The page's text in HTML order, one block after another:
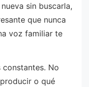
sin buscarla,
que nunca
voz familiar te
No
o qué